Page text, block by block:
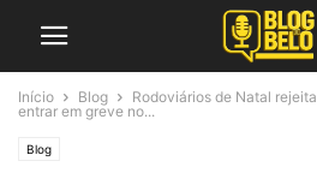
Início Blog
Rodoviários de Natal
entrar em greve no...
Blog